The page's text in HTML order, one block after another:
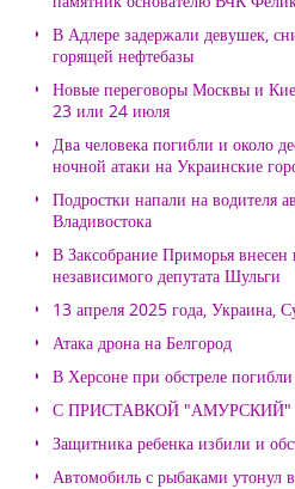
В Адлере задержали девушек,
горящей нефтебазы
Новые переговоры Москвы и
23 или 24 июля
Два человека погибли и около
ночной атаки на Украинские
Подростки напали на водителя
Владивостока
В Заксобрание Приморья
независимого депутата Шульги
13 апреля 2025 года, Украина,
Атака дрона на Белгород
В Херсоне при обстреле погибли
С ПРИСТАВКОЙ "АМУРСКИЙ"
Защитника ребенка избили и
Автомобиль с рыбаками утонул